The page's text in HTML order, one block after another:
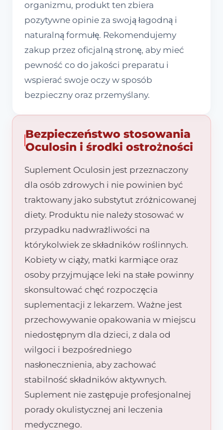
organizmu, produkt ten zbiera
pozytywne opinie za swoją łagodną i
naturalną formułę. Rekomendujemy
zakup przez oficjalną stronę, aby mieć
pewność co do jakości preparatu i
wspierać swoje oczy w sposób
bezpieczny oraz przemyślany.
Bezpieczeństwo stosowania
Oculosin i środki ostrożności
Suplement Oculosin jest przeznaczony
dla osób zdrowych i nie powinien być
traktowany jako substytut zróżnicowanej
diety. Produktu nie należy stosować w
przypadku nadwrażliwości na
którykolwiek ze składników roślinnych.
Kobiety w ciąży, matki karmiące oraz
osoby przyjmujące leki na stałe powinny
skonsultować chęć rozpoczęcia
suplementacji z lekarzem. Ważne jest
przechowywanie opakowania w miejscu
niedostępnym dla dzieci, z dala od
wilgoci i bezpośredniego
nasłonecznienia, aby zachować
stabilność składników aktywnych.
Suplement nie zastępuje profesjonalnej
porady okulistycznej ani leczenia
medycznego.